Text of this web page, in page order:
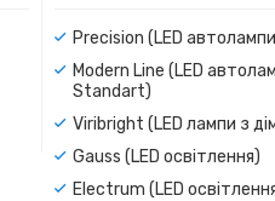
Precision (LED
Modern Line (LED
Standart)
Viribright (LED лампи з
Gauss (LED освітлення)
Electrum (LED